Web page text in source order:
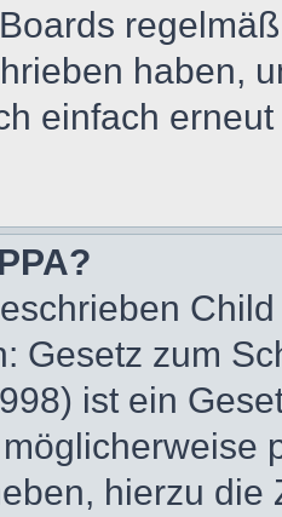
haben,
einfach
Gesetz zum
ist ein
hierzu die